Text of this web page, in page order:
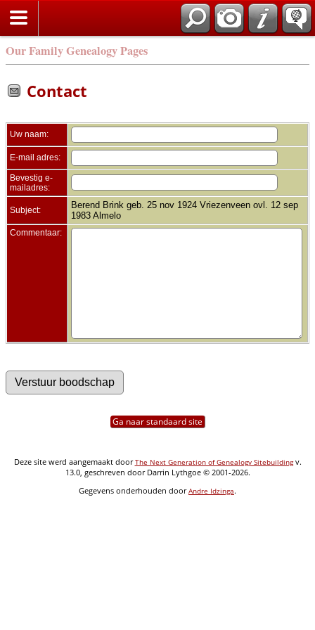
Our Family Genealogy Pages
Contact
Uw naam:
E-mail adres:
Bevestig e-
mailadres:
Subject:
Berend Brink geb. 25 nov 1924 Vriezenveen ovl. 12 sep
1983 Almelo
Commentaar:
Ga naar standaard site
Deze site werd aangemaakt doorThe Next Generation of Genealogy Sitebuildingv.
13.0, geschreven door Darrin Lythgoe © 2001-2026.
Gegevens onderhouden doorAndre Idzinga.